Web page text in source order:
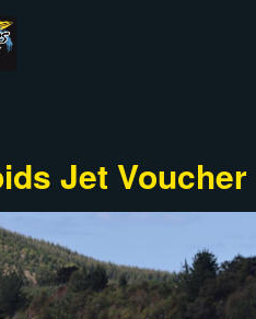
Jet Voucher